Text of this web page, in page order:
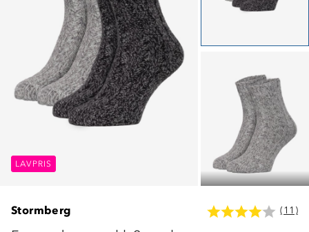
LAVPRIS LAVPRIS
LAVPRIS
Stormberg (11)